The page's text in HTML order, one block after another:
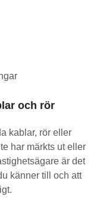
och rör
kablar, rör eller
har märkts ut eller
är det
känner till och att